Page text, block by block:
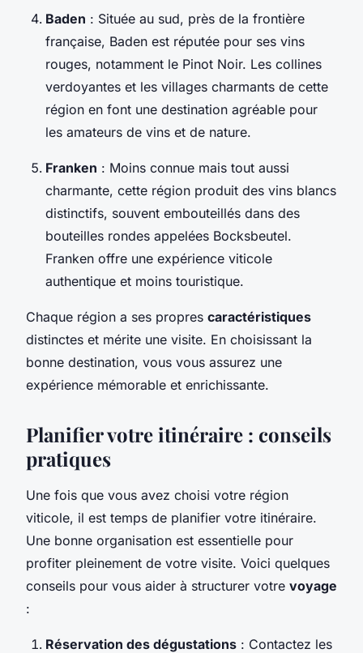
Baden : Située au sud, près de la frontière
française, Baden est réputée pour ses vins
rouges, notamment le Pinot Noir. Les collines
verdoyantes et les villages charmants de cette
région en font une destination agréable pour
les amateurs de vins et de nature.
Franken : Moins connue mais tout aussi
charmante, cette région produit des vins blancs
distinctifs, souvent embouteillés dans des
bouteilles rondes appelées Bocksbeutel.
Franken offre une expérience viticole
authentique et moins touristique.
Chaque région a ses propres caractéristiques
distinctes et mérite une visite. En choisissant la
bonne destination, vous vous assurez une
expérience mémorable et enrichissante.
Planifier votre itinéraire : conseils
pratiques
Une fois que vous avez choisi votre région
viticole, il est temps de planifier votre itinéraire.
Une bonne organisation est essentielle pour
profiter pleinement de votre visite. Voici quelques
conseils pour vous aider à structurer votre voyage
:
Réservation des dégustations : Contactez les